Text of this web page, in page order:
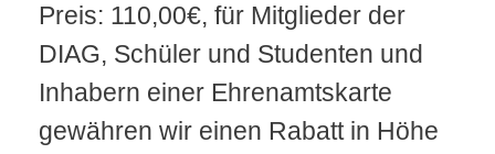
Preis: 110,00€, für Mitglieder der
DIAG, Schüler und Studenten und
Inhabern einer Ehrenamtskarte
gewähren wir einen Rabatt in Höhe